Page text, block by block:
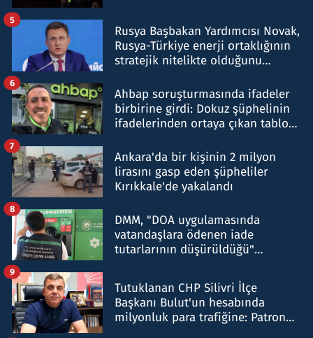
Rusya Başbakan Yardımcısı Novak,
Rusya-Türkiye enerji ortaklığının
stratejik nitelikte olduğunu
5
Ahbap soruşturmasında ifadeler
birbirine girdi: Dokuz şüphelinin
ifadelerinden ortaya çıkan tablo
6
Ankara'da bir kişinin 2 milyon
lirasını gasp eden şüpheliler
Kırıkkale'de yakalandı
7
DMM, "DOA uygulamasında
vatandaşlara ödenen iade
tutarlarının düşürüldüğü"
8
Tutuklanan CHP Silivri İlçe
Başkanı Bulut'un hesabında
milyonluk para trafiğine: Patron
9